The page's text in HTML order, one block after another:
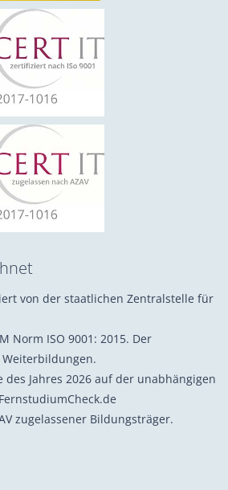
von der staatlichen Zentralstelle für
Norm ISO 9001: 2015. Der
des Jahres 2026 auf der unabhängigen
zugelassener Bildungsträger.